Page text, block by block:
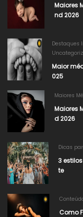
Maiores
nd 2026
Destaques
Maior
025
Maiores
Maiores
d 2026
Dicas
3
te
Como